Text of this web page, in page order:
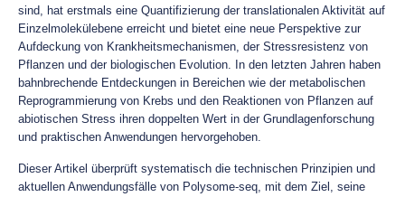
sind, hat erstmals eine Quantifizierung der translationalen Aktivität auf
Einzelmolekülebene erreicht und bietet eine neue Perspektive zur
Aufdeckung von Krankheitsmechanismen, der Stressresistenz von
Pflanzen und der biologischen Evolution. In den letzten Jahren haben
bahnbrechende Entdeckungen in Bereichen wie der metabolischen
Reprogrammierung von Krebs und den Reaktionen von Pflanzen auf
abiotischen Stress ihren doppelten Wert in der Grundlagenforschung
und praktischen Anwendungen hervorgehoben.
Dieser Artikel überprüft systematisch die technischen Prinzipien und
aktuellen Anwendungsfälle von Polysome-seq, mit dem Ziel, seine